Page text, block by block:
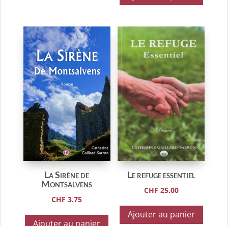
La Sirène de
Montsalvens
CHF 3.75
Ajouter au panier
Le refuge essentiel
CHF 25.00
Ajouter au panier